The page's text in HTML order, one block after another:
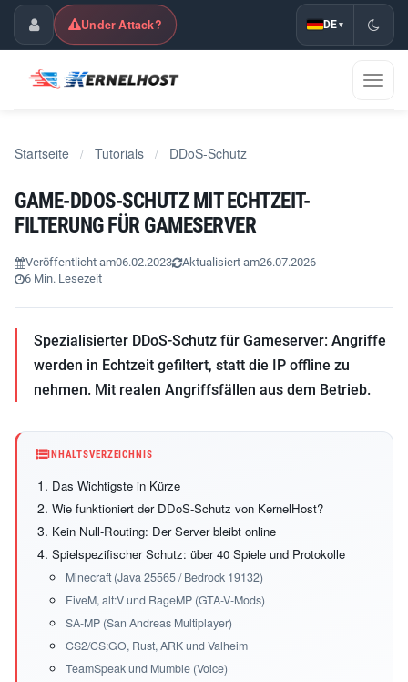
KundencenterUnder Attack? DE ▾
Startseite / Tutorials / DDoS-Schutz
GAME-DDOS-SCHUTZ MIT ECHTZEIT-
FILTERUNG FÜR GAMESERVER
Veröffentlicht am06.02.2023 Aktualisiert am26.07.2026
6 Min. Lesezeit
Spezialisierter DDoS-Schutz für Gameserver: Angriffe
werden in Echtzeit gefiltert, statt die IP offline zu
nehmen. Mit realen Angriffsfällen aus dem Betrieb.
INHALTSVERZEICHNIS
Das Wichtigste in Kürze
Wie funktioniert der DDoS-Schutz von KernelHost?
Kein Null-Routing: Der Server bleibt online
Spielspezifischer Schutz: über 40 Spiele und Protokolle
Minecraft (Java 25565 / Bedrock 19132)
FiveM, alt:V und RageMP (GTA-V-Mods)
SA-MP (San Andreas Multiplayer)
CS2/CS:GO, Rust, ARK und Valheim
TeamSpeak und Mumble (Voice)